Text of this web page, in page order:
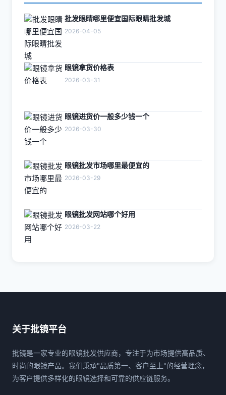
批发眼睛哪里便宜国际眼睛批发城
2026-04-05
眼镜拿货价格表
2026-03-31
眼镜进货价一般多少钱一个
2026-03-30
眼镜批发市场哪里最便宜的
2026-03-29
眼镜批发网站哪个好用
2026-03-22
关于批镜平台
批镜是一家专业的眼镜批发供应商，专注于为市场提供高品质、
时尚的眼镜产品。我们秉承"品质第一、客户至上"的经营理念，
为客户提供多样化的眼镜选择和可靠的供应链服务。